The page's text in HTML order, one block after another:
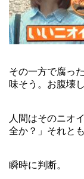
その一方で腐っ
味そう。お腹壊
人間はそのニオ
全か？」それと
瞬時に判断。